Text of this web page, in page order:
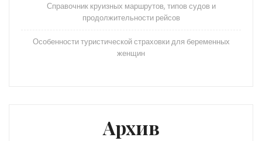
Справочник круизных маршрутов, типов судов и
продолжительности рейсов
Особенности туристической страховки для беременных
женщин
Архив